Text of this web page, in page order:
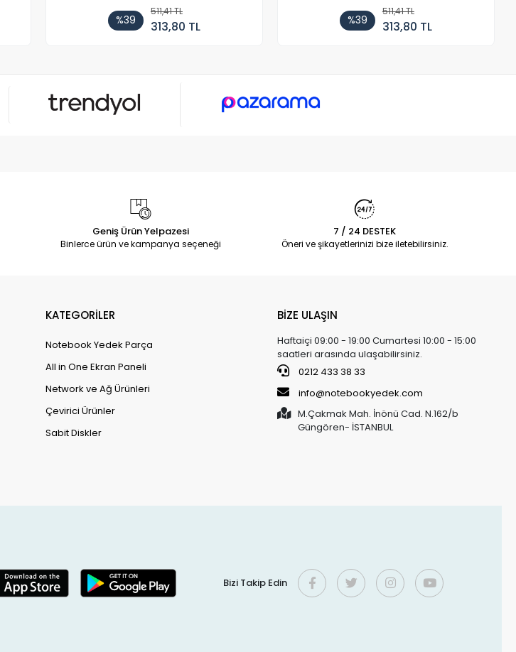
%39
511,41 TL
313,80 TL %39
511,41 TL
313,80 TL
Geniş Ürün Yelpazesi
Binlerce ürün ve kampanya seçeneği
7 / 24 DESTEK
Öneri ve şikayetlerinizi bize iletebilirsiniz.
KATEGORİLER
Notebook Yedek Parça
All in One Ekran Paneli
Network ve Ağ Ürünleri
Çevirici Ürünler
Sabit Diskler
BİZE ULAŞIN
Haftaiçi 09:00 - 19:00 Cumartesi 10:00 - 15:00
saatleri arasında ulaşabilirsiniz.
0212 433 38 33
info@notebookyedek.com
M.Çakmak Mah. İnönü Cad. N.162/b
Güngören- İSTANBUL
Bizi Takip Edin